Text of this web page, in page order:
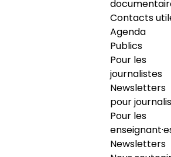
Contacts
Agenda
Publics
Pour les
journalistes
Newsletters
pour
Pour les
Newsletters